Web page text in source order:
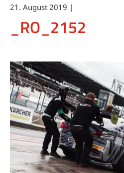
21. August 2019 |
_RO_2152